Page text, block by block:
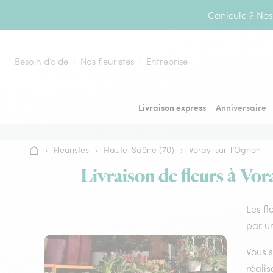
Canicule ?
Besoin d’aide Nos fleuristes Entreprise
Livraison express Anniversaire
Accueil
› Fleuristes › Haute-Saône (70) › Voray-sur-l’Ognon
Livraison de fleurs à
Les
par
Vous